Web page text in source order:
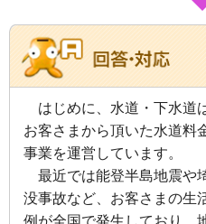
はじめに、水道・下水道
お客さまから頂いた水道料
事業を運営しています。
最近では能登半島地震や
没事故など、お客さまの生
例が全国で発生しており、